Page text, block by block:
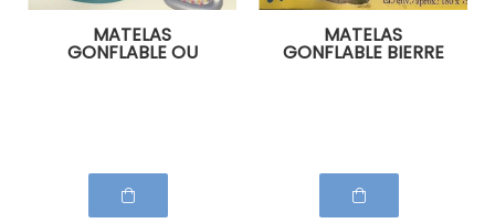
MATELAS
GONFLABLE OU
MATELAS
GONFLABLE BIERRE